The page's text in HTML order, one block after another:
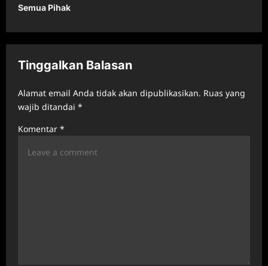
n
a
v
i
a
Semua Pihak
Tinggalkan Balasan
Alamat email Anda tidak akan dipublikasikan. Ruas yang
wajib ditandai *
Komentar *